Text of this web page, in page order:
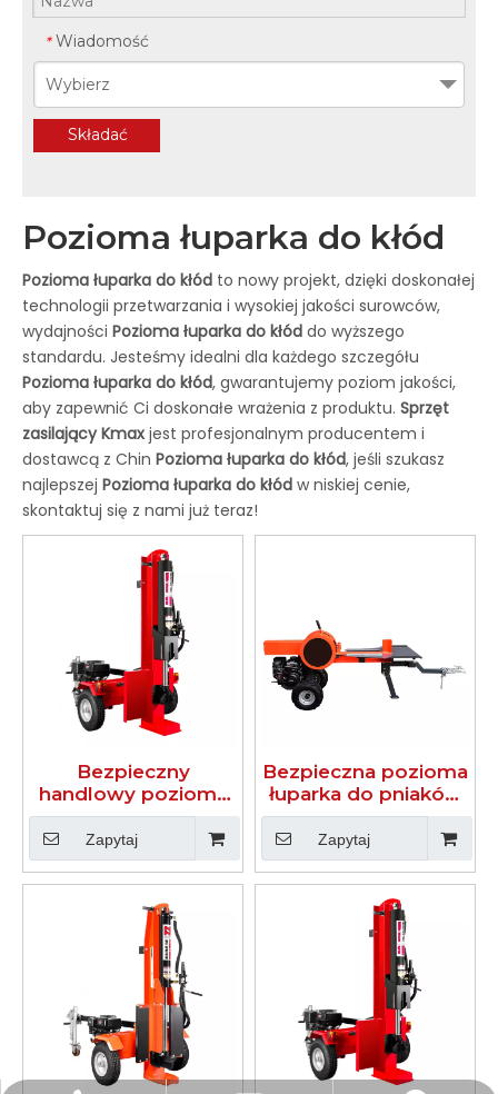
* Wiadomość
Wybierz
Składać
Pozioma łuparka do kłód
Pozioma łuparka do kłód to nowy projekt, dzięki doskonałej
technologii przetwarzania i wysokiej jakości surowców,
wydajności Pozioma łuparka do kłód do wyższego
standardu. Jesteśmy idealni dla każdego szczegółu
Pozioma łuparka do kłód, gwarantujemy poziom jakości,
aby zapewnić Ci doskonałe wrażenia z produktu. Sprzęt
zasilający Kmax jest profesjonalnym producentem i
dostawcą z Chin Pozioma łuparka do kłód, jeśli szukasz
najlepszej Pozioma łuparka do kłód w niskiej cenie,
skontaktuj się z nami już teraz!
Bezpieczny
handlowy poziomy
łuparka do kłód 40T
Zapytaj
Bezpieczna pozioma
łuparka do pniaków
34T
Zapytaj